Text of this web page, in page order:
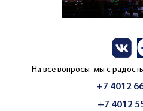
На все вопросы мы с
+7 4012
+7 4012